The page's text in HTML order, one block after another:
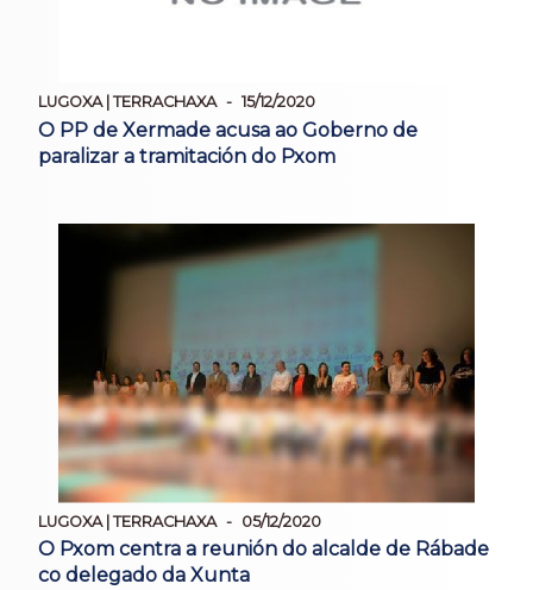
LUGOXA | TERRACHAXA 15/12/2020
O PP de Xermade acusa ao Goberno de
paralizar a tramitación do Pxom
LUGOXA | TERRACHAXA 05/12/2020
O Pxom centra a reunión do alcalde de Rábade
co delegado da Xunta